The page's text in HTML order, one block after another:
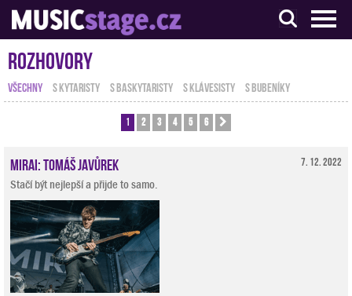
S muzikanty pro muzikanty
Rozhovory
VŠECHNY S KYTARISTY S BASKYTARISTY S KLÁVESISTY S BUBENÍKY
1 2 3 4 5 6
7. 12. 2022
Mirai: Tomáš Javůrek
Stačí být nejlepší a přijde to samo.